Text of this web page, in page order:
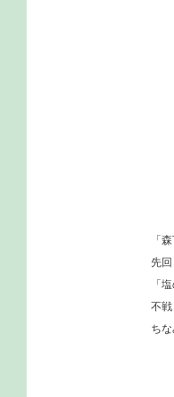
「
先
「
不戦
ち